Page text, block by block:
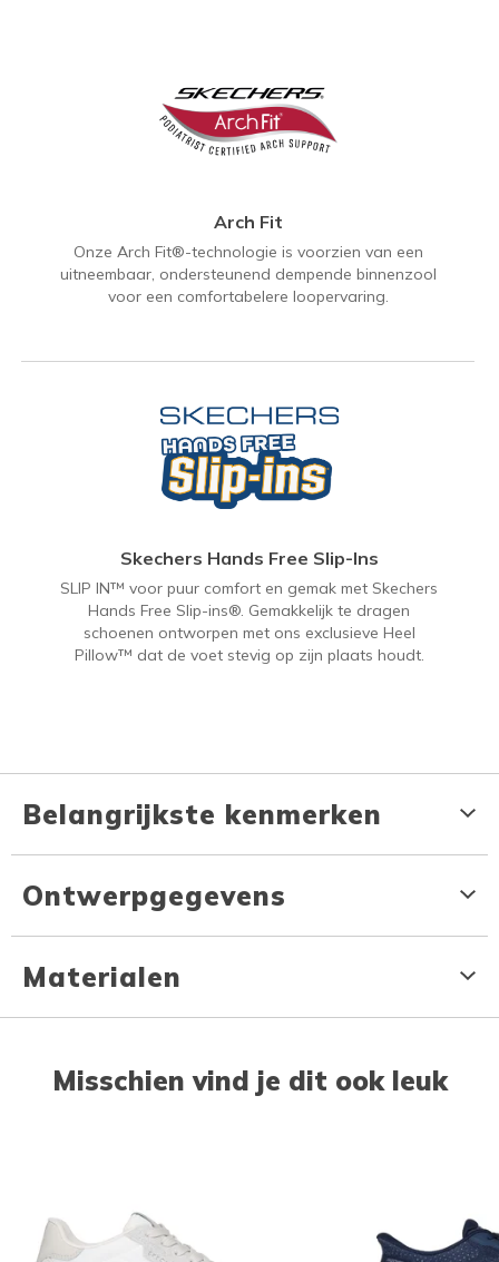
Arch Fit
Onze Arch Fit®-technologie is voorzien van een
uitneembaar, ondersteunend dempende binnenzool
voor een comfortabelere loopervaring.
Skechers Hands Free Slip-Ins
SLIP IN™ voor puur comfort en gemak met Skechers
Hands Free Slip-ins®. Gemakkelijk te dragen
schoenen ontworpen met ons exclusieve Heel
Pillow™ dat de voet stevig op zijn plaats houdt.
Belangrijkste kenmerken
Ontwerpgegevens
Materialen
Misschien vind je dit ook leuk